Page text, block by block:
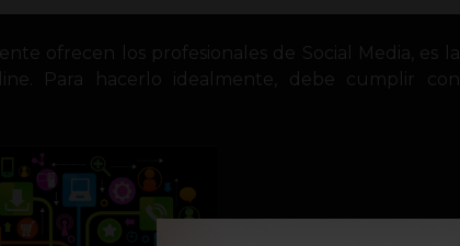
ofrecen los profesionales de Social Media, es la
Para hacerlo idealmente, debe cumplir con